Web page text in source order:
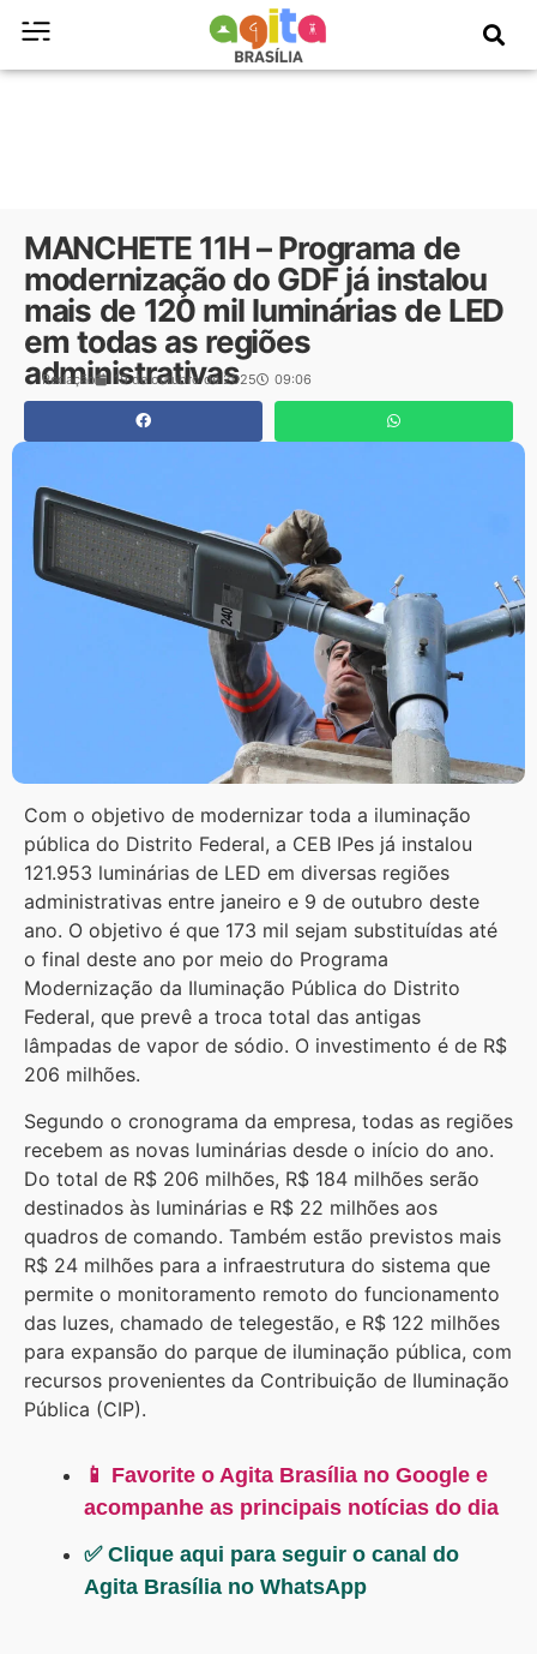
MANCHETE 11H – Programa de
modernização do GDF já instalou
mais de 120 mil luminárias de LED
em todas as regiões
administrativas
Redação 19 de outubro de 2025 09:06
Com o objetivo de modernizar toda a iluminação
pública do Distrito Federal, a CEB IPes já instalou
121.953 luminárias de LED em diversas regiões
administrativas entre janeiro e 9 de outubro deste
ano. O objetivo é que 173 mil sejam substituídas até
o final deste ano por meio do Programa
Modernização da Iluminação Pública do Distrito
Federal, que prevê a troca total das antigas
lâmpadas de vapor de sódio. O investimento é de R$
206 milhões.
Segundo o cronograma da empresa, todas as regiões
recebem as novas luminárias desde o início do ano.
Do total de R$ 206 milhões, R$ 184 milhões serão
destinados às luminárias e R$ 22 milhões aos
quadros de comando. Também estão previstos mais
R$ 24 milhões para a infraestrutura do sistema que
permite o monitoramento remoto do funcionamento
das luzes, chamado de telegestão, e R$ 122 milhões
para expansão do parque de iluminação pública, com
recursos provenientes da Contribuição de Iluminação
Pública (CIP).
📱 Favorite o Agita Brasília no Google e
acompanhe as principais notícias do dia
✅ Clique aqui para seguir o canal do
Agita Brasília no WhatsApp